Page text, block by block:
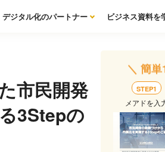
デジタル化のパートナー ビジネス資料を
市民開発
3Stepの
＼ 簡
STEP1
メアドを入